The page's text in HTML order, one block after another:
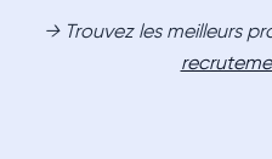
→ Trouvez les meilleurs